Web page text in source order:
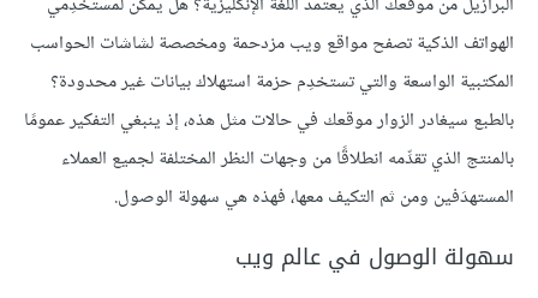
الهواتف الذكية تصفح مواقع ويب مزدحمة ومخصصة لشاشات الحواسب
المكتبية الواسعة والتي تستخدِم حزمة استهلاك بيانات غير محدودة؟
بالطبع سيغادر الزوار موقعك في حالات مثل هذه، إذ ينبغي التفكير عمومًا
بالمنتج الذي تقدِّمه انطلاقًا من وجهات النظر المختلفة لجميع العملاء
المستهدَفين ومن ثم التكيف معها، فهذه هي سهولة الوصول.
سهولة الوصول في عالم ويب